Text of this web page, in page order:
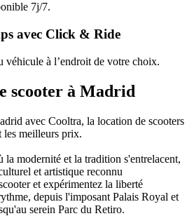
7j/7.
avec Click & Ride
véhicule à l’endroit de votre choix.
scooter à Madrid
avec Cooltra, la location de scooters
meilleurs prix.
modernité et la tradition s'entrelacent,
et artistique reconnu
et expérimentez la liberté
depuis l'imposant Palais Royal et
serein Parc du Retiro.